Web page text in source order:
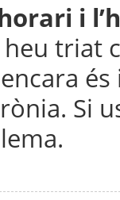
i
heu triat
Si